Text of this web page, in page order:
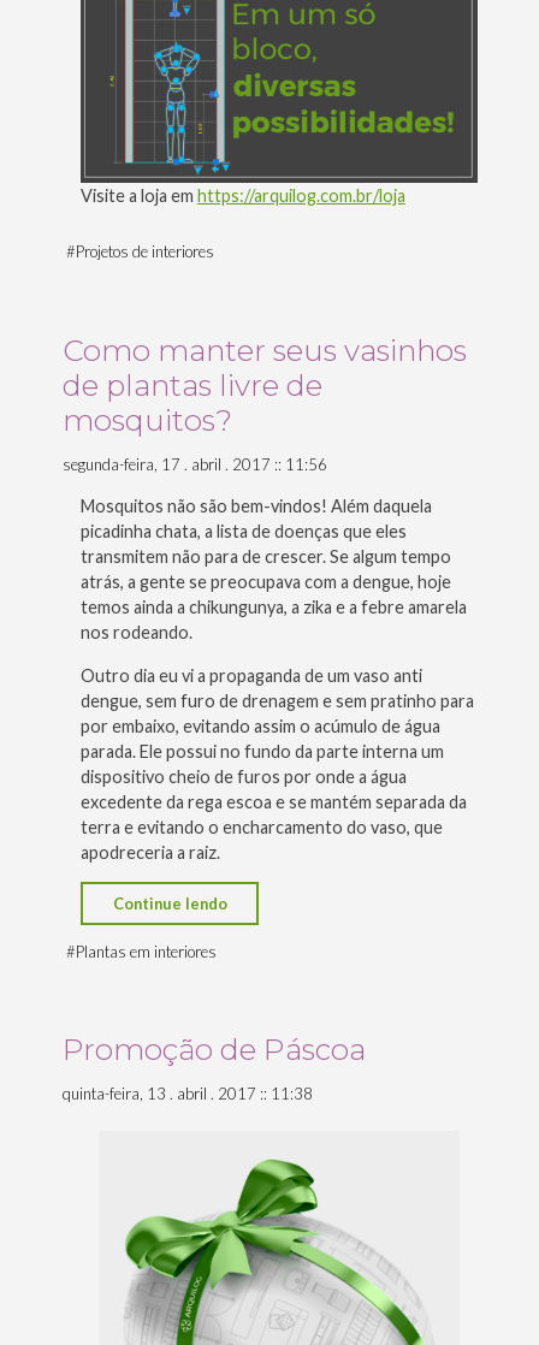
Visite a loja em https://arquilog.com.br/loja
#Projetos de interiores
Como manter seus vasinhos
de plantas livre de
mosquitos?
segunda-feira, 17 . abril . 2017 :: 11:56
Mosquitos não são bem-vindos! Além daquela
picadinha chata, a lista de doenças que eles
transmitem não para de crescer. Se algum tempo
atrás, a gente se preocupava com a dengue, hoje
temos ainda a chikungunya, a zika e a febre amarela
nos rodeando.
Outro dia eu vi a propaganda de um vaso anti
dengue, sem furo de drenagem e sem pratinho para
por embaixo, evitando assim o acúmulo de água
parada. Ele possui no fundo da parte interna um
dispositivo cheio de furos por onde a água
excedente da rega escoa e se mantém separada da
terra e evitando o encharcamento do vaso, que
apodreceria a raiz.
Continue lendo
manter
plantas
#Plantas em interiores
Promoção de Páscoa
quinta-feira, 13 . abril . 2017 :: 11:38